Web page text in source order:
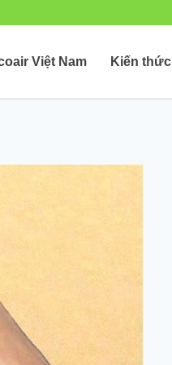
Việt Nam Kiến thức